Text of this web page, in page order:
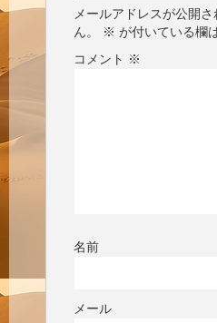
メールアドレスが公開
ん。
※ が付いている欄
コメント ※
名前
メール